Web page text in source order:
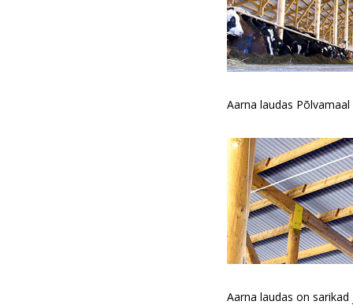
Aarna laudas
Aarna laudas on